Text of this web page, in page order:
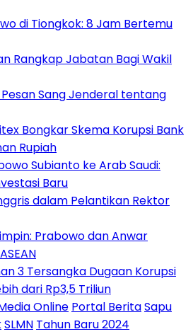
di Tiongkok: 8 Jam Bertemu
Rangkap Jabatan Bagi Wakil
Pesan Sang Jenderal tentang
Bongkar Skema Korupsi Bank
Rupiah
Subianto ke Arab Saudi:
Baru
dalam Pelantikan Rektor
Prabowo dan Anwar
3 Tersangka Dugaan Korupsi
dari Rp3,5 Triliun
Online Portal BeritaSapu
SLMN Tahun Baru 2024